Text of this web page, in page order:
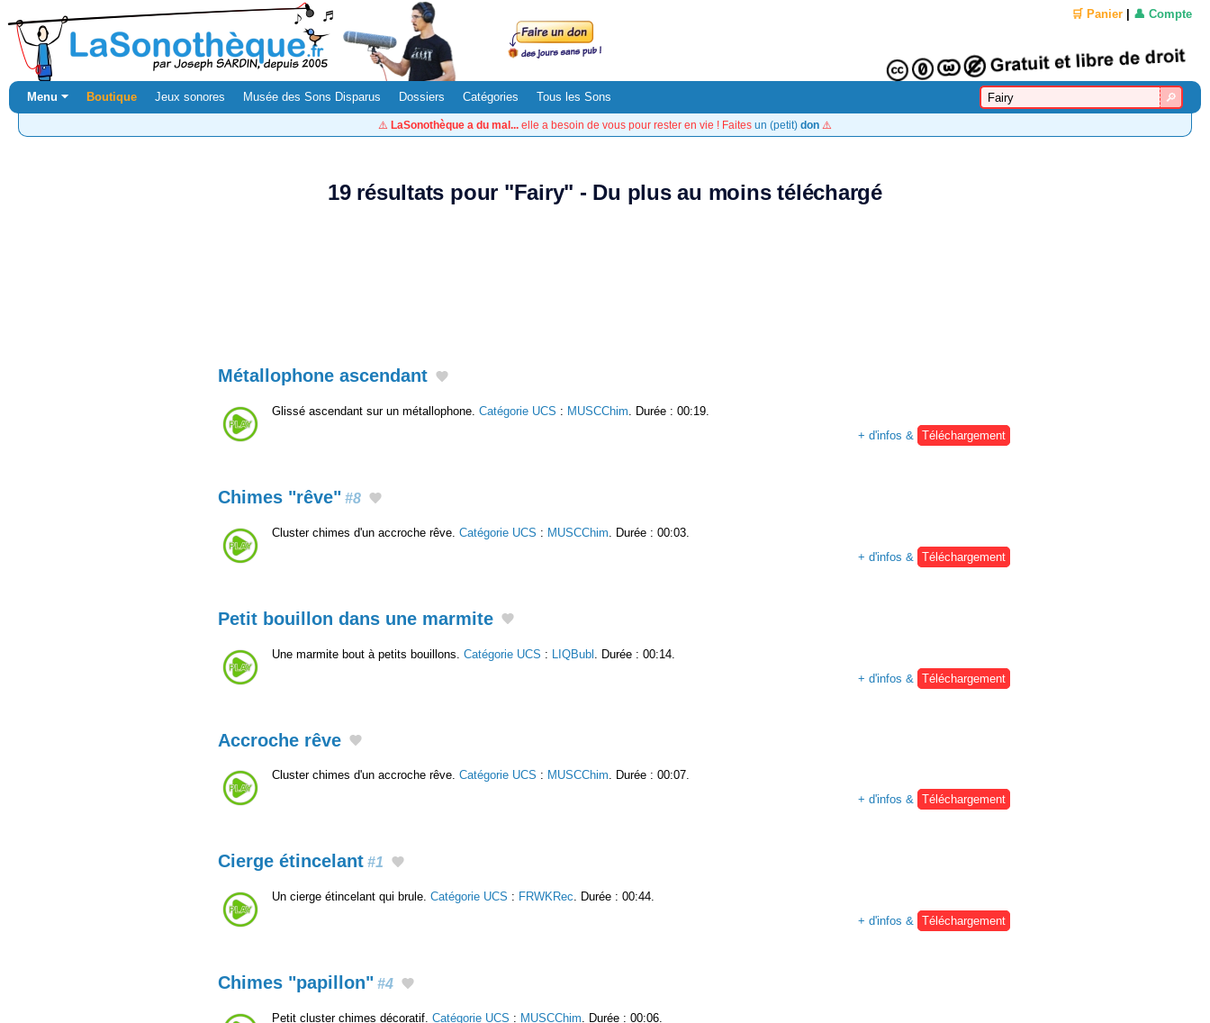
🛒 Panier 👤 Compte
Menu ⏷ Boutique Jeux sonores Musée des Sons Disparus Dossiers Catégories Tous les Sons
⚠️ LaSonothèque a du mal... elle a besoin de vous pour rester en vie ! Faites un (petit) don ⚠️
19 résultats pour "Fairy" - Du plus au moins téléchargé
Métallophone ascendant
Glissé ascendant sur un métallophone. Catégorie UCS : MUSCChim . Durée : 00:19.
+ d'infos &
Téléchargement
Chimes "rêve" #8
Cluster chimes d'un accroche rêve. Catégorie UCS : MUSCChim . Durée : 00:03.
+ d'infos &
Téléchargement
Petit bouillon dans une marmite
Une marmite bout à petits bouillons. Catégorie UCS : LIQBubl . Durée : 00:14.
+ d'infos &
Téléchargement
Accroche rêve
Cluster chimes d'un accroche rêve. Catégorie UCS : MUSCChim. Durée : 00:07.
+ d'infos & Téléchargement
Cierge étincelant #1
Un cierge étincelant qui brule. Catégorie UCS : FRWKRec. Durée : 00:44.
+ d'infos & Téléchargement
Chimes "papillon" #4
Petit cluster chimes décoratif. Catégorie UCS : MUSCChim. Durée : 00:06.